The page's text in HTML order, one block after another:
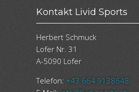
Kontakt Livid Sports
Herbert Schmuck
Lofer Nr. 31
A-5090 Lofer
Telefon: +43 664 9138648